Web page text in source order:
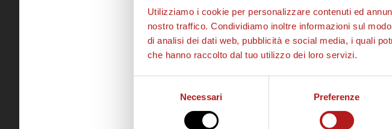
Utilizziamo i cookie per personalizzare contenuti ed
nostro traffico. Condividiamo inoltre informazioni sul
di analisi dei dati web, pubblicità e social media, i quali
che hanno raccolto dal tuo utilizzo dei loro servizi.
Necessari Preferenze